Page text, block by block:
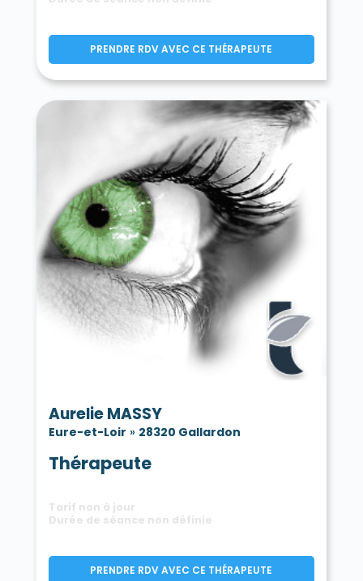
PRENDRE RDV AVEC CE THÉRAPEUTE
Aurelie MASSY
Eure-et-Loir » 28320 Gallardon
Thérapeute
Tarif non à jour
Durée de séance non définie
PRENDRE RDV AVEC CE THÉRAPEUTE